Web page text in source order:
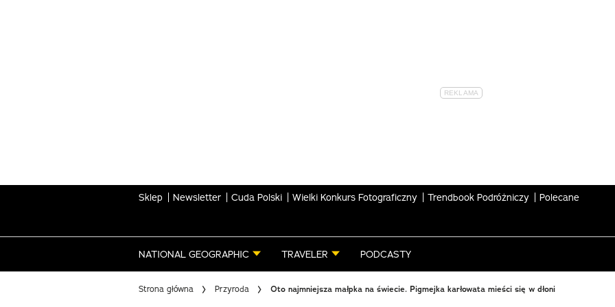
Sklep Newsletter Cuda Polski Wielki Konkurs Fotograficzny Trendbook Podróżniczy Polecane
NATIONAL GEOGRAPHIC TRAVELER PODCASTY
Strona główna Przyroda Oto najmniejsza małpka na świecie. Pigmejka karłowata mieści się w dłoni